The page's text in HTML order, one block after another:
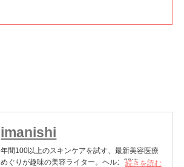
imanishi
年間100以上のスキンケアを試す、最新美容医療
めぐりが趣味の美容ライター。ヘルス関連のトピ
続きを読む